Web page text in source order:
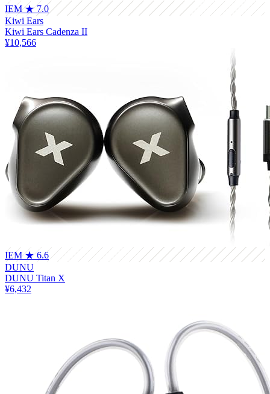
IEM ★ 7.0
Kiwi Ears
Kiwi Ears Cadenza II
¥10,566
IEM ★ 6.6
DUNU
DUNU Titan X
¥6,432